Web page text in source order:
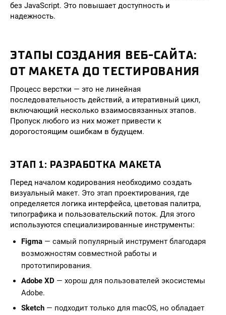
без JavaScript. Это повышает доступность и
надежность.
ЭТАПЫ СОЗДАНИЯ ВЕБ-САЙТА:
ОТ МАКЕТА ДО ТЕСТИРОВАНИЯ
Процесс верстки — это не линейная
последовательность действий, а итеративный цикл,
включающий несколько взаимосвязанных этапов.
Пропуск любого из них может привести к
дорогостоящим ошибкам в будущем.
ЭТАП 1: РАЗРАБОТКА МАКЕТА
Перед началом кодирования необходимо создать
визуальный макет. Это этап проектирования, где
определяется логика интерфейса, цветовая палитра,
типографика и пользовательский поток. Для этого
используются специализированные инструменты:
Figma — самый популярный инструмент благодаря
возможностям совместной работы и
прототипирования.
Adobe XD — хорош для пользователей экосистемы
Adobe.
Sketch — подходит только для macOS, но обладает